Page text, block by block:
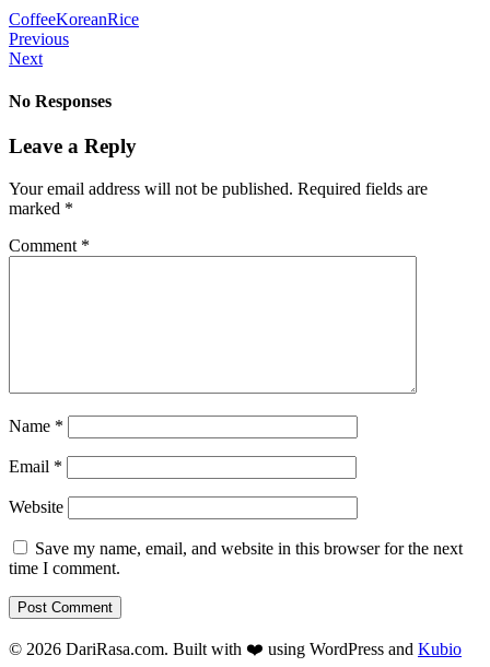
CoffeeKoreanRice
Previous
Next
No Responses
Leave a Reply
Your email address will not be published. Required fields are
marked *
Comment *
Name *
Email *
Website
Save my name, email, and website in this browser for the next
time I comment.
© 2026 DariRasa.com. Built with ❤️ using WordPress and Kubio